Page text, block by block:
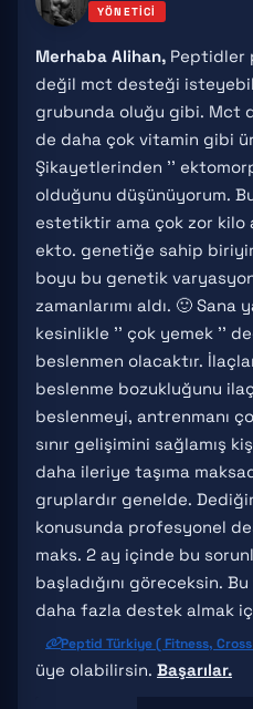
YÖNETICI
Merhaba Alihan, Peptidler
değil mct desteği
grubunda oluğu gibi. Mct
de daha çok vitamin gibi
Şikayetlerinden ''
olduğunu düşünüyorum.
estetiktir ama çok zor kilo
ekto. genetiğe sahip
boyu bu genetik
zamanlarımı aldı. 🙂 Sana
kesinlikle '' çok yemek ''
beslenmen olacaktır.
beslenme bozukluğunu
beslenmeyi, antrenmanı
sınır gelişimini sağlamış
daha ileriye taşıma
gruplardır genelde.
konusunda profesyonel
maks. 2 ay içinde bu
başladığını göreceksin.
daha fazla destek almak
Peptid Türkiye ( Fitness,
üye olabilirsin. Başarılar.